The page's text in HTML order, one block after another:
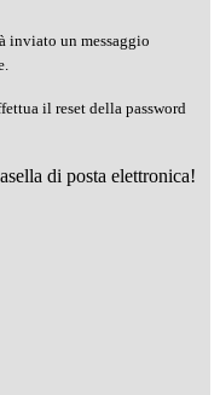
inviato un messaggio
il reset della password
di posta elettronica!